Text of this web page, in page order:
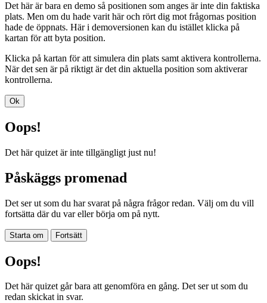
Det här är bara en demo så positionen som anges är inte din faktiska
plats. Men om du hade varit här och rört dig mot frågornas position
hade de öppnats. Här i demoversionen kan du istället klicka på
kartan för att byta position.
Klicka på kartan för att simulera din plats samt aktivera kontrollerna.
När det sen är på riktigt är det din aktuella position som aktiverar
kontrollerna.
Ok
Oops!
Det här quizet är inte tillgängligt just nu!
Påskäggs promenad
Det ser ut som du har svarat på några frågor redan. Välj om du vill
fortsätta där du var eller börja om på nytt.
Starta om Fortsätt
Oops!
Det här quizet går bara att genomföra en gång. Det ser ut som du
redan skickat in svar.